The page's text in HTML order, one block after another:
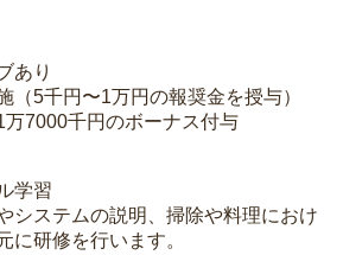
あり
（5千円〜1万円の報奨金を授与）
万7000千円のボーナス付与
学習
システムの説明、掃除や料理におけ
に研修を行います。